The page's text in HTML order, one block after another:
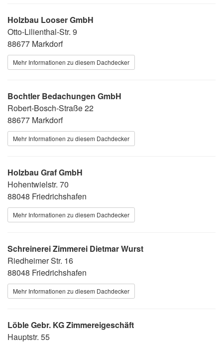
Holzbau Looser GmbH
Otto-Lilienthal-Str. 9
88677 Markdorf
Mehr Informationen zu diesem Dachdecker
Bochtler Bedachungen GmbH
Robert-Bosch-Straße 22
88677 Markdorf
Mehr Informationen zu diesem Dachdecker
Holzbau Graf GmbH
Hohentwielstr. 70
88048 Friedrichshafen
Mehr Informationen zu diesem Dachdecker
Schreinerei Zimmerei Dietmar Wurst
Riedheimer Str. 16
88048 Friedrichshafen
Mehr Informationen zu diesem Dachdecker
Löble Gebr. KG Zimmereigeschäft
Hauptstr. 55